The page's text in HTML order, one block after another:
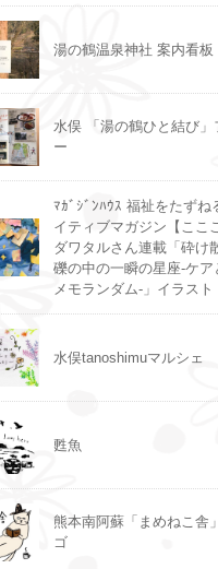
湯の鶴温泉神社 案内看板
水俣 「湯の鶴ひと結び」
ー
ﾏｶﾞｼﾞﾝﾊｳｽ 福祉をたずね
イティブマガジン【ここ
ダワタルさん連載「砕け
礫の中の一瞬の星座-ケア
メモランダム-」イラスト
水俣tanoshimuマルシェ
甦魚
熊本南阿蘇「まめねこ舎
ゴ